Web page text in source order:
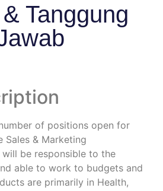
Tanggung
of positions open for
Sales & Marketing
will be responsible to the
able to work to budgets and
are primarily in Health,